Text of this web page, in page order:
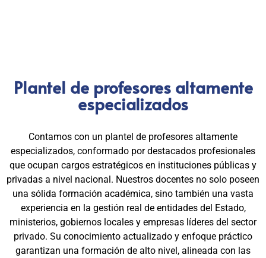
Plantel de profesores altamente
especializados
Contamos con un plantel de profesores altamente
especializados, conformado por destacados profesionales
que ocupan cargos estratégicos en instituciones públicas y
privadas a nivel nacional. Nuestros docentes no solo poseen
una sólida formación académica, sino también una vasta
experiencia en la gestión real de entidades del Estado,
ministerios, gobiernos locales y empresas líderes del sector
privado. Su conocimiento actualizado y enfoque práctico
garantizan una formación de alto nivel, alineada con las